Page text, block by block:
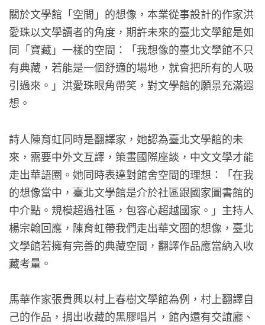
關於文學館「空間」的想像，本業從事設計的作家洪
愛珠以文學讀者的角度，期許未來的臺北文學館是如
同「寶藏」一樣的空間：「我想像的臺北文學館不只
有典藏，若能是一個舒適的場地，就會把所有的人吸
引過來。」洪愛珠眼角帶笑，對文學館的願景充滿遐
想。
詩人陳育虹同時是翻譯家，她認為臺北文學館的未
來，需要中外文互譯，策畫國際座談，中文文學才能
走出華語圈。她同時表達對館舍空間的理想：「在我
的想像當中，臺北文學館是介於社區跟國家圖書館的
中介點。規模超過社區，包容心超越國家。」主持人
楊宗翰回應，陳育虹帶我們走出華文圈的想像，臺北
文學館若擁有完善的典藏空間，翻譯作品應當納入收
藏考量。
馬華作家張貴興以村上春樹文學館為例，村上翻譯自
己的作品，捐出收藏的黑膠唱片，館內還有交誼廳、